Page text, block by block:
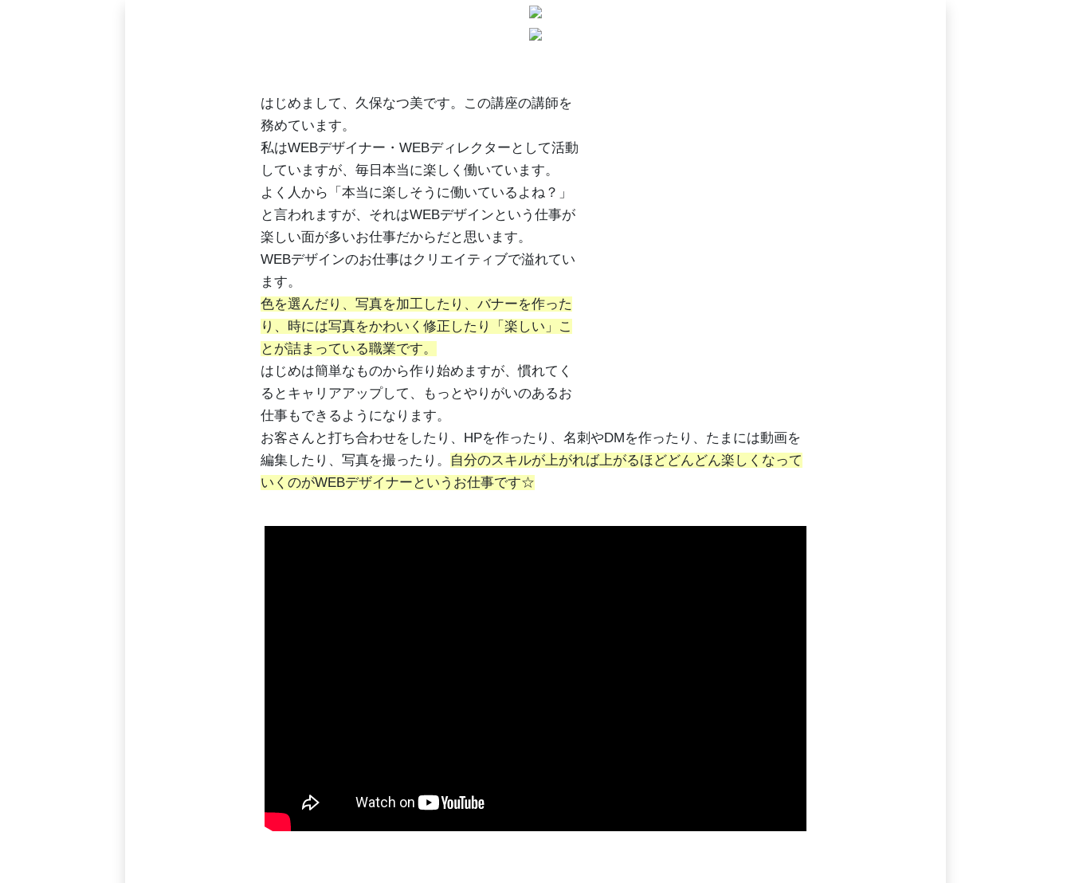
はじめまして、久保なつ美です。この講座の講師を
務めています。
私はWEBデザイナー・WEBディレクターとして活動
していますが、毎日本当に楽しく働いています。
よく人から「本当に楽しそうに働いているよね？」
と言われますが、それはWEBデザインという仕事が
楽しい面が多いお仕事だからだと思います。
WEBデザインのお仕事はクリエイティブで溢れてい
ます。
色を選んだり、写真を加工したり、バナーを作った
り、時には写真をかわいく修正したり「楽しい」こ
とが詰まっている職業です。
はじめは簡単なものから作り始めますが、慣れてく
るとキャリアアップして、もっとやりがいのあるお
仕事もできるようになります。
お客さんと打ち合わせをしたり、HPを作ったり、名刺やDMを作ったり、たまには動画を
編集したり、写真を撮ったり。
自分のスキルが上がれば上がるほどどんどん楽しくなって
いくのがWEBデザイナーというお仕事です☆